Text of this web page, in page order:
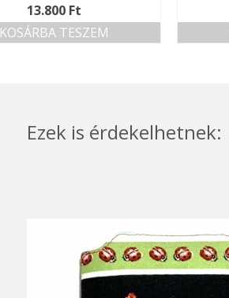
13.800 Ft
KOSÁRBA TESZEM
Ezek is érdekelhetnek: